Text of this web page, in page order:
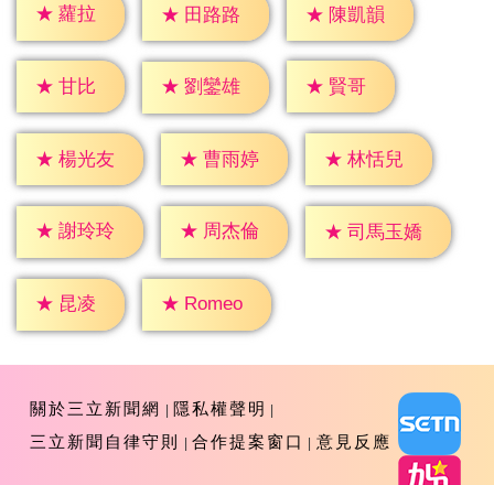
★ 蘿拉 ★ 田路路 ★ 陳凱韻
★ 甘比 ★ 劉鑾雄 ★ 賢哥
★ 楊光友 ★ 曹雨婷 ★ 林恬兒
★ 謝玲玲 ★ 周杰倫 ★ 司馬玉嬌
★ 昆凌 ★ Romeo
關於三立新聞網
隱私權聲明
三立新聞自律守則
合作提案窗口 意見反應